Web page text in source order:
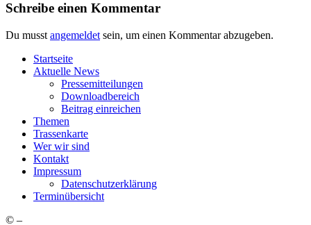
Schreibe einen Kommentar
Du musst angemeldet sein, um einen Kommentar abzugeben.
Start­sei­te
Aktu­el­le News
Pres­se­mit­tei­lun­gen
Down­load­be­reich
Bei­trag einreichen
The­men
Tras­sen­kar­te
Wer wir sind
Kon­takt
Impres­sum
Daten­schutz­er­klä­rung
Ter­min­über­sicht
© –